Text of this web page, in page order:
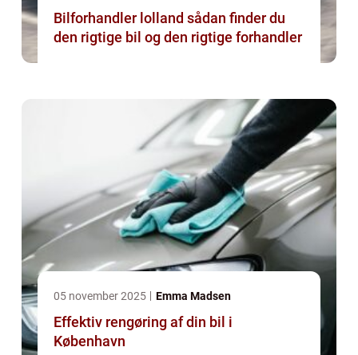
Bilforhandler lolland sådan finder du
den rigtige bil og den rigtige forhandler
05 november 2025 Emma Madsen
Effektiv rengøring af din bil i
København